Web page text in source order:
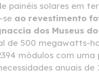
painéis solares em
se ao revestimento
dos Museus
de 500 megawatts-
módulos com
anuais